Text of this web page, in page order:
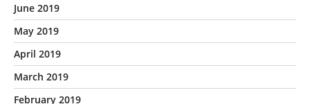
June 2019
May 2019
April 2019
March 2019
February 2019